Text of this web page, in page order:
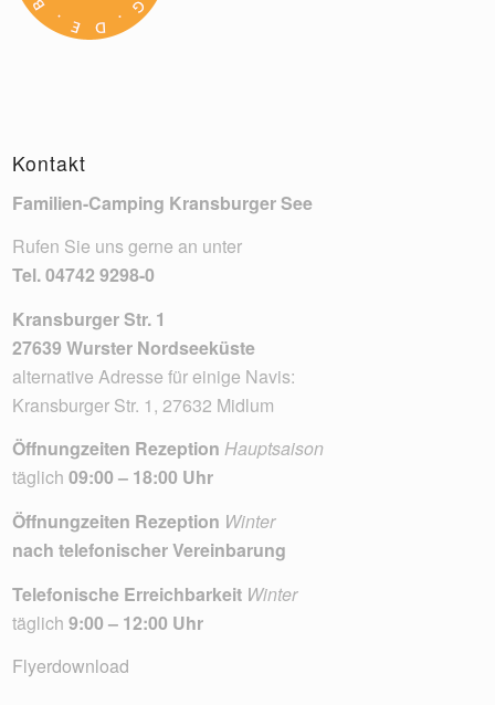
Kontakt
Familien-Camping Kransburger See
Rufen Sie uns gerne an unter
Tel.04742 9298-0
Kransburger Str. 1
27639 Wurster Nordseeküste
alternative Adresse für einige Navis:
Kransburger Str. 1, 27632 Midlum
Öffnungzeiten RezeptionHauptsaison
täglich 09:00 – 18:00 Uhr
Öffnungzeiten Rezeption Winter
nach telefonischer Vereinbarung
Telefonische Erreichbarkeit Winter
täglich 9:00 – 12:00 Uhr
Flyerdownload